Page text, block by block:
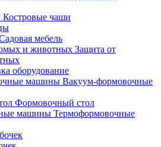
Костровые чаши
мебель
Защита от
оборудование
Вакуум-формовочные
Формовочный стол
Термоформовочные